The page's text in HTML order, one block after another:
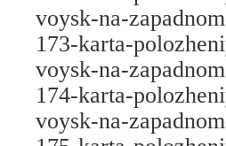
voysk-na-
173-karta-
voysk-na-
174-karta-
voysk-na-